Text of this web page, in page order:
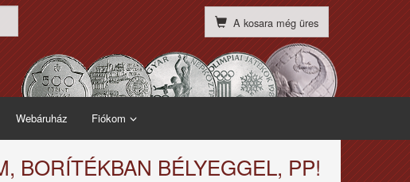
A kosara még üres
Webáruház Fiókom
BORÍTÉKBAN BÉLYEGGEL, PP!